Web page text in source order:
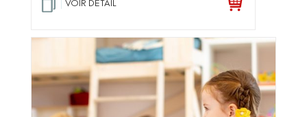
VOIR DETAIL